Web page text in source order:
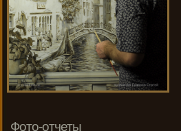
Фото-отчеты